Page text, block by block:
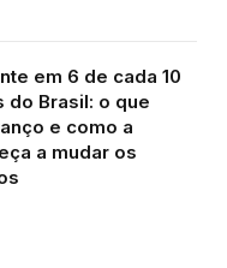
em 6 de cada 10
do Brasil: o que
e como a
a mudar os